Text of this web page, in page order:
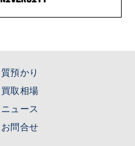
質預かり
買取相場
ニュース
お問合せ